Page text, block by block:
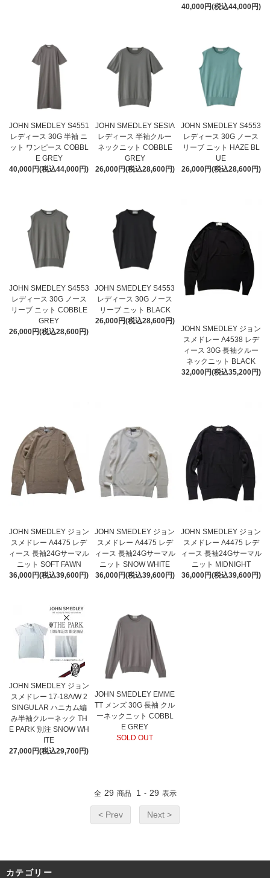
40,000円(税込44,000円)
JOHN SMEDLEY S4551
レディース 30G 半袖 ニ
ット ワンピース COBBL
E GREY
40,000円(税込44,000円)
JOHN SMEDLEY SESIA
レディース 半袖クルー
ネックニット COBBLE
GREY
26,000円(税込28,600円)
JOHN SMEDLEY S4553
レディース 30G ノース
リーブ ニット HAZE BL
UE
26,000円(税込28,600円)
JOHN SMEDLEY S4553
レディース 30G ノース
リーブ ニット COBBLE
GREY
26,000円(税込28,600円)
JOHN SMEDLEY S4553
レディース 30G ノース
リーブ ニット BLACK
26,000円(税込28,600円)
JOHN SMEDLEY ジョン
スメドレー A4538 レデ
ィース 30G 長袖クルー
ネックニット BLACK
32,000円(税込35,200円)
JOHN SMEDLEY ジョン
スメドレー A4475 レデ
ィース 長袖24Gサーマル
ニット SOFT FAWN
36,000円(税込39,600円)
JOHN SMEDLEY ジョン
スメドレー A4475 レデ
ィース 長袖24Gサーマル
ニット SNOW WHITE
36,000円(税込39,600円)
JOHN SMEDLEY ジョン
スメドレー A4475 レデ
ィース 長袖24Gサーマル
ニット MIDNIGHT
36,000円(税込39,600円)
JOHN SMEDLEY ジョン
スメドレー 17-18A/W 2
SINGULAR ハニカム編
み半袖クルーネック TH
E PARK 別注 SNOW WH
ITE
27,000円(税込29,700円)
JOHN SMEDLEY EMME
TT メンズ 30G 長袖 クル
ーネックニット COBBL
E GREY
SOLD OUT
全 29 商品 1 - 29 表示
< Prev Next >
カテゴリー